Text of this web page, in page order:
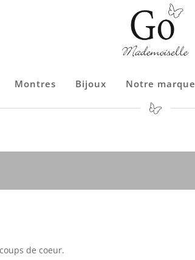
Montres Bijoux Notre marque
de coeur.